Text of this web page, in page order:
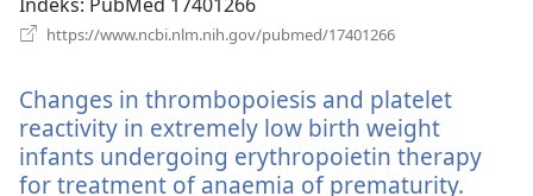
Indeks‎: PubMed 17401266
https://www.ncbi.nlm.nih.gov/pubmed/17401266
prozor)
Changes in thrombopoiesis and platelet
reactivity in extremely low birth weight
infants undergoing erythropoietin therapy
for treatment of anaemia of prematurity.